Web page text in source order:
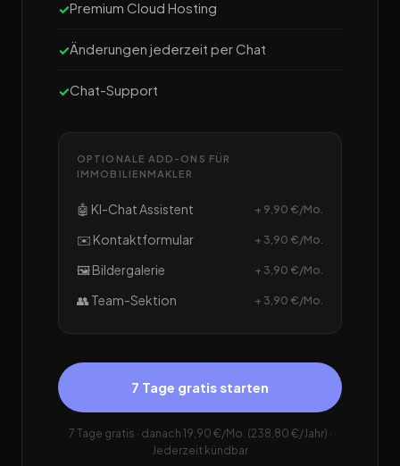
Premium Cloud Hosting
Änderungen jederzeit per Chat
Chat-Support
OPTIONALE ADD-ONS FÜR
IMMOBILIENMAKLER
🤖 KI-Chat Assistent + 9,90 €/Mo.
✉️ Kontaktformular + 3,90 €/Mo.
🖼️ Bildergalerie + 3,90 €/Mo.
👥 Team-Sektion + 3,90 €/Mo.
7 Tage gratis starten
7 Tage gratis · danach 19,90 €/Mo. (238,80 €/Jahr) ·
Jederzeit kündbar